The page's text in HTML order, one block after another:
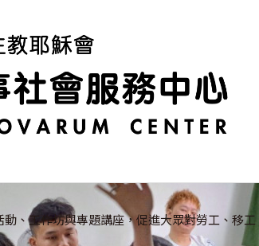
、工作坊與專題講座，促進大眾對勞工、移